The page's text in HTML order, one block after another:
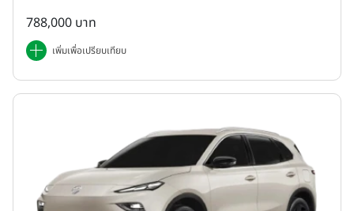
788,000 บาท
เพิ่มเพื่อเปรียบเทียบ